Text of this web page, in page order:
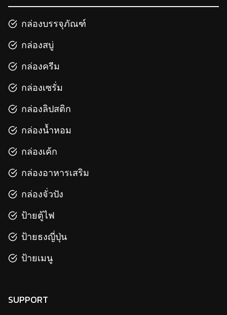
กล่องบรรจุภัณฑ์
กล่องสบู่
กล่องครีม
กล่องเซรั่ม
กล่องลิปสติก
กล่องน้ำหอม
กล่องเค้ก
กล่องอาหารเสริม
กล่องจั่วปัง
ป้ายตู้ไฟ
ป้ายธงญี่ปุ่น
ป้ายเมนู
SUPPORT